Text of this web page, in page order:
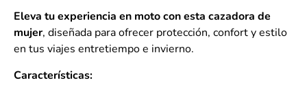
Eleva tu experiencia en moto con esta cazadora de
mujer, diseñada para ofrecer protección, confort y estilo
en tus viajes entretiempo e invierno.
Características: